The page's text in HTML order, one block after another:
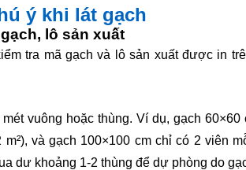
ý khi lát gạch
lô sản xuất
tra mã gạch và lô sản xuất được in
vuông hoặc thùng. Ví dụ, gạch
m²), và gạch 100×100 cm chỉ có 2 viên
dư khoảng 1-2 thùng để dự phòng do